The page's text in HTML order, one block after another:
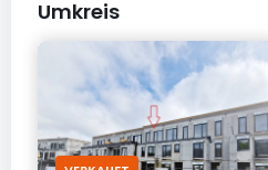
Umkreis